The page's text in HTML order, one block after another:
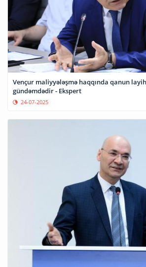
Vençur maliyyələşmə haqqında qanun
gündəmdədir - Ekspert
24-07-2025